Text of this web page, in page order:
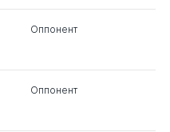
Оппонент
Оппонент